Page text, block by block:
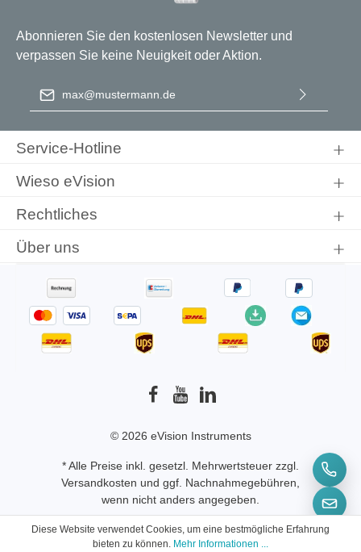
Abonnieren Sie den kostenlosen Newsletter und
verpassen Sie keine Neuigkeit oder Aktion.
E-Mail-Adresse
einverstanden.
Service-Hotline
Wieso eVision
Rechtliches
Über uns
© 2026 eVision Instruments
* Alle Preise inkl. gesetzl. Mehrwertsteuer zzgl.
Versandkosten und ggf. Nachnahmegebühren,
wenn nicht anders angegeben.
Diese Website verwendet Cookies, um eine bestmögliche Erfahrung
bieten zu können. Mehr Informationen ...